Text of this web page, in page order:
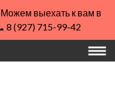
выехать к вам в
8 (927) 715-99-42